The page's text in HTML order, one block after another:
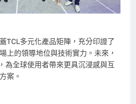
TCL多元化產品矩陣，充分印證了
上的領導地位與技術實力。未來，
為全球使用者帶來更具沉浸感與互
案。